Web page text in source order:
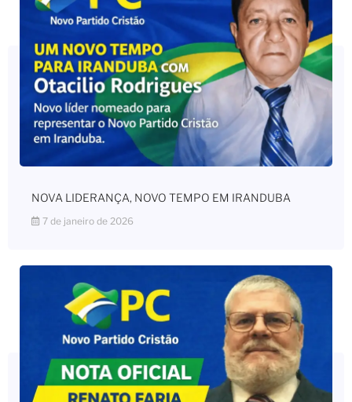
NOVA LIDERANÇA, NOVO TEMPO EM IRANDUBA
7 de janeiro de 2026